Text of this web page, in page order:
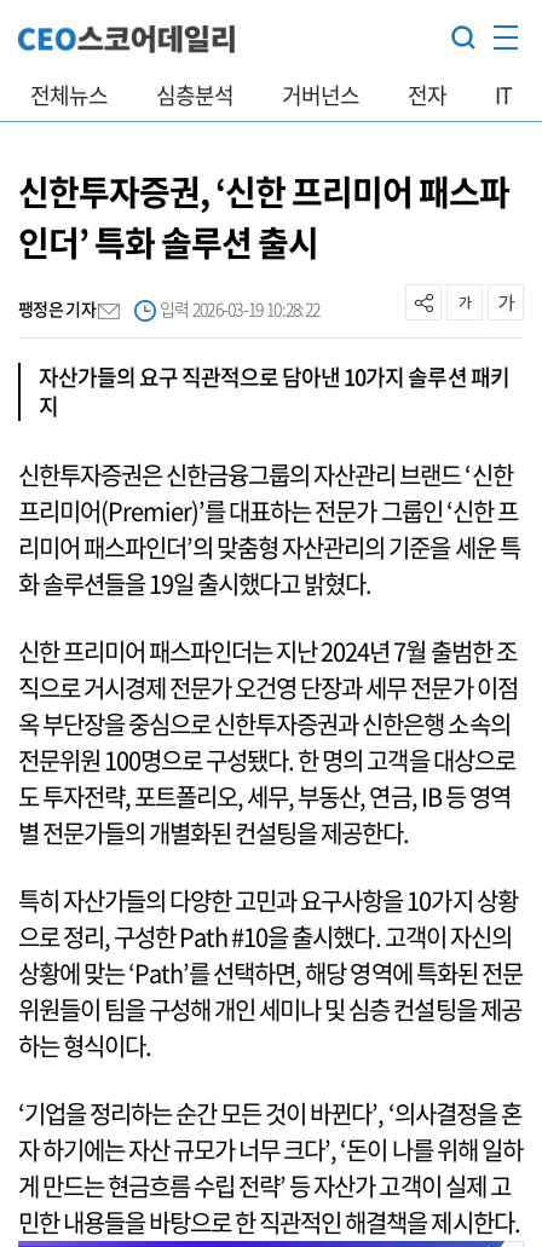
전체뉴스 심층분석 거버넌스 전자 IT
신한투자증권, ‘신한 프리미어 패스파
인더’ 특화 솔루션 출시
팽정은 기자 입력 2026-03-19 10:28:22
자산가들의 요구 직관적으로 담아낸 10가지 솔루션 패키
지
신한투자증권은 신한금융그룹의 자산관리 브랜드 ‘신한
프리미어(Premier)’를 대표하는 전문가 그룹인 ‘신한 프
리미어 패스파인더’의 맞춤형 자산관리의 기준을 세운 특
화 솔루션들을 19일 출시했다고 밝혔다.
신한 프리미어 패스파인더는 지난 2024년 7월 출범한 조
직으로 거시경제 전문가 오건영 단장과 세무 전문가 이점
옥 부단장을 중심으로 신한투자증권과 신한은행 소속의
전문위원 100명으로 구성됐다. 한 명의 고객을 대상으로
도 투자전략, 포트폴리오, 세무, 부동산, 연금, IB 등 영역
별 전문가들의 개별화된 컨설팅을 제공한다.
특히 자산가들의 다양한 고민과 요구사항을 10가지 상황
으로 정리, 구성한 Path #10을 출시했다. 고객이 자신의
상황에 맞는 ‘Path’를 선택하면, 해당 영역에 특화된 전문
위원들이 팀을 구성해 개인 세미나 및 심층 컨설팅을 제공
하는 형식이다.
‘기업을 정리하는 순간 모든 것이 바뀐다’, ‘의사결정을 혼
자 하기에는 자산 규모가 너무 크다’, ‘돈이 나를 위해 일하
게 만드는 현금흐름 수립 전략’ 등 자산가 고객이 실제 고
민한 내용들을 바탕으로 한 직관적인 해결책을 제시한다.